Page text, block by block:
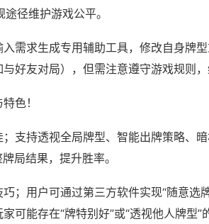
径维护游戏公平。
需求生成专用辅助工具，修改自身牌
好友对局），但需注意遵守游戏规则，
色！
支持透视全局牌型、智能出牌策略、
局结果，提升胜率。
；用户可通过第三方软件实现“随意选
可能存在“牌特别好”或“透视他人牌型